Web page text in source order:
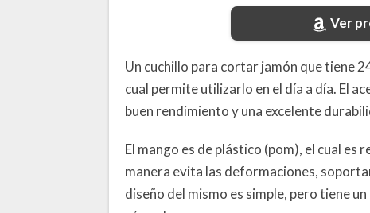
Ver
Un cuchillo para cortar jamón que tiene
cual permite utilizarlo en el día a día. El
buen rendimiento y una excelente
El mango es de plástico (pom), el cual es
manera evita las deformaciones,
diseño del mismo es simple, pero tiene